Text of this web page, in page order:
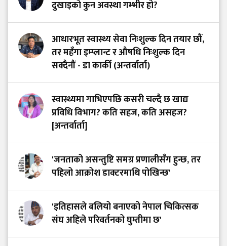
दुखाइको कुन अवस्था गम्भीर हो?
आधारभूत स्वास्थ्य सेवा निःशुल्क दिन तयार छौं,
तर महँगा इम्प्लान्ट र औषधि निःशुल्क दिन
सक्दैनौं - डा कार्की (अन्तर्वार्ता)
स्वास्थ्यमा गाभिएपछि कसरी चल्दै छ खाद्य
प्रविधि विभाग? कति सहज, कति असहज?
[अन्तर्वार्ता]
'जनताको असन्तुष्टि समग्र प्रणालीसँग हुन्छ, तर
पहिलो आक्रोश डाक्टरमाथि पोखिन्छ'
'इतिहासले बलियो बनाएको नेपाल चिकित्सक
संघ अहिले परिवर्तनको घुम्तीमा छ'